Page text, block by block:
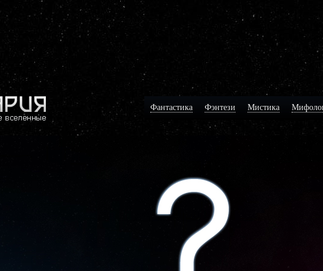
Мистика
Фэнтези
Фантастика